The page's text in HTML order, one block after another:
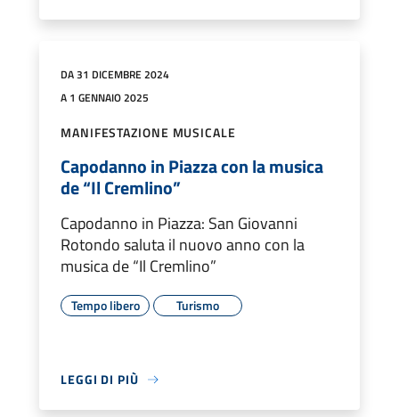
DA 31 DICEMBRE 2024
A 1 GENNAIO 2025
MANIFESTAZIONE MUSICALE
Capodanno in Piazza con la musica
de “Il Cremlino”
Capodanno in Piazza: San Giovanni
Rotondo saluta il nuovo anno con la
musica de “Il Cremlino”
Tempo libero Turismo
LEGGI DI PIÙ